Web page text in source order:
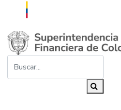
Saltar al contenido principal